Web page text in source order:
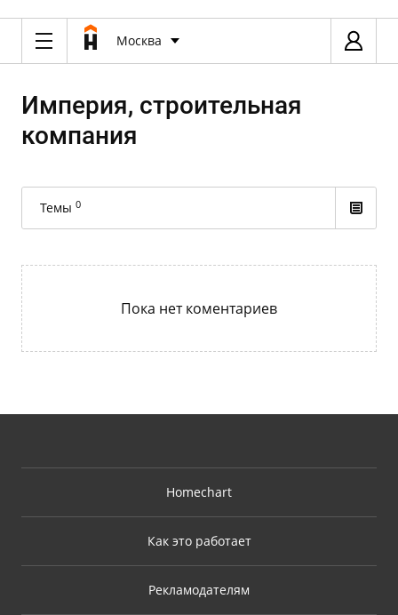
Москва
Империя, строительная
компания
Темы 0
Пока нет коментариев
Homechart
Как это работает
Рекламодателям